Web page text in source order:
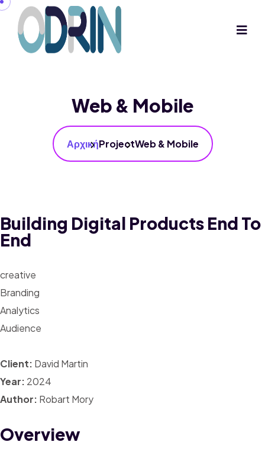
Web & Mobile
ΑρχικήProjectWeb & Mobile
Building Digital Products End To
End
creative
Branding
Analytics
Audience
Client: David Martin
Year: 2024
Author: Robart Mory
Overview